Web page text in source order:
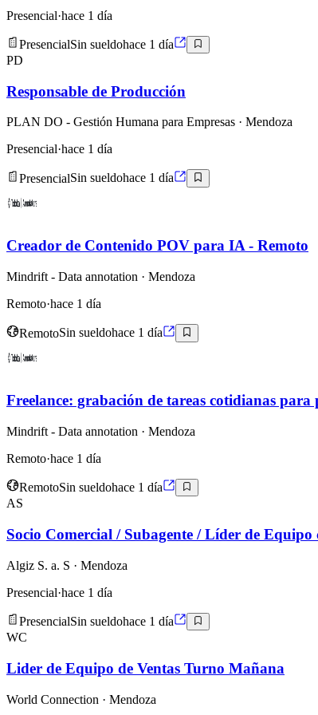
Presencial·hace 1 día
PresencialSin sueldohace 1 día
PD
Responsable de Producción
PLAN DO - Gestión Humana para Empresas · Mendoza
Presencial·hace 1 día
PresencialSin sueldohace 1 día
Creador de Contenido POV para IA - Remoto
Mindrift - Data annotation · Mendoza
Remoto·hace 1 día
RemotoSin sueldohace 1 día
Freelance: grabación de tareas cotidianas para
Mindrift - Data annotation · Mendoza
Remoto·hace 1 día
RemotoSin sueldohace 1 día
AS
Socio Comercial / Subagente / Líder de
Algiz S. a. S · Mendoza
Presencial·hace 1 día
PresencialSin sueldohace 1 día
WC
Lider de Equipo de Ventas Turno Mañana
World Connection · Mendoza